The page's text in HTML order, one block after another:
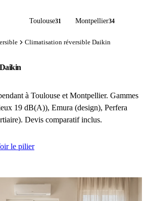
Toulouse31 Montpellier34
Climatisation réversible Daikin
à Toulouse et Montpellier. Gammes
19 dB(A)), Emura (design), Perfera
Devis comparatif inclus.
le pilier